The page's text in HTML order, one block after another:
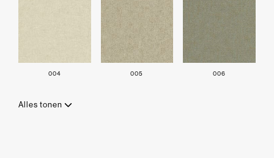
004 005 006
Alles tonen